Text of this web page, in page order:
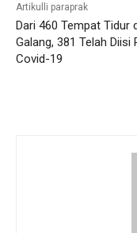
Artikulli paraprak
Dari 460 Tempat Tidur
Galang, 381 Telah Diisi
Covid-19